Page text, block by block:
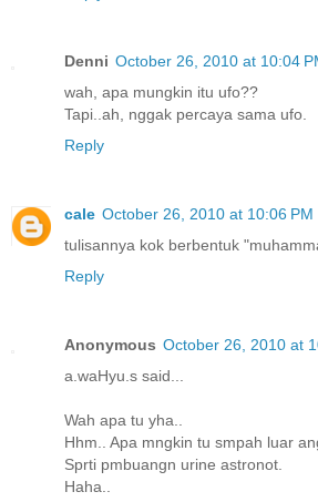
Denni October 26, 2010 at 10:04
wah, apa mungkin itu ufo??
Tapi..ah, nggak percaya sama ufo.
Reply
cale October 26, 2010 at 10:06 PM
tulisannya kok berbentuk
Reply
Anonymous October 26, 2010 at
a.waHyu.s said...
Wah apa tu yha..
Hhm.. Apa mngkin tu smpah luar
Sprti pmbuangn urine astronot.
Haha..